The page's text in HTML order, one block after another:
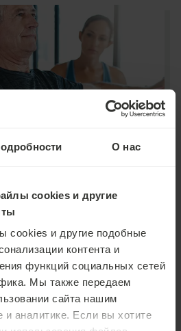
О нас
cookies и другие
cookies и другие подобные
контента и
функций социальных сетей
Мы также передаем
сайта нашим
и аналитике. Если вы хотите
вопрос
по любому вопросу, связанному с
Вопросы и ответы, связанные с
можно найти здесь.
ВОПРОС